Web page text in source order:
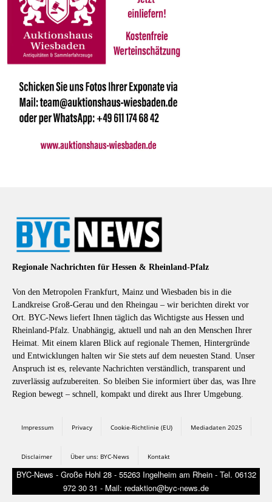
Regionale Nachrichten für Hessen & Rheinland-Pfalz
Von den Metropolen Frankfurt, Mainz und Wiesbaden bis in die
Landkreise Groß-Gerau und den Rheingau – wir berichten direkt vor
Ort. BYC-News liefert Ihnen täglich das Wichtigste aus Hessen und
Rheinland-Pfalz. Unabhängig, aktuell und nah an den Menschen Ihrer
Heimat. Mit einem klaren Blick auf regionale Themen, Hintergründe
und Entwicklungen halten wir Sie stets auf dem neuesten Stand. Unser
Anspruch ist es, relevante Nachrichten verständlich, transparent und
zuverlässig aufzubereiten. So bleiben Sie informiert über das, was Ihre
Region bewegt – schnell, kompakt und direkt aus Ihrer Umgebung.
Impressum Privacy Cookie-Richtlinie (EU) Mediadaten 2025
Disclaimer Über uns: BYC-News Kontakt
BYC-News - Große Hohl 28 - 55263 Ingelheim am Rhein - Tel. 06132
972 30 31 - Mail: redaktion@byc-news.de